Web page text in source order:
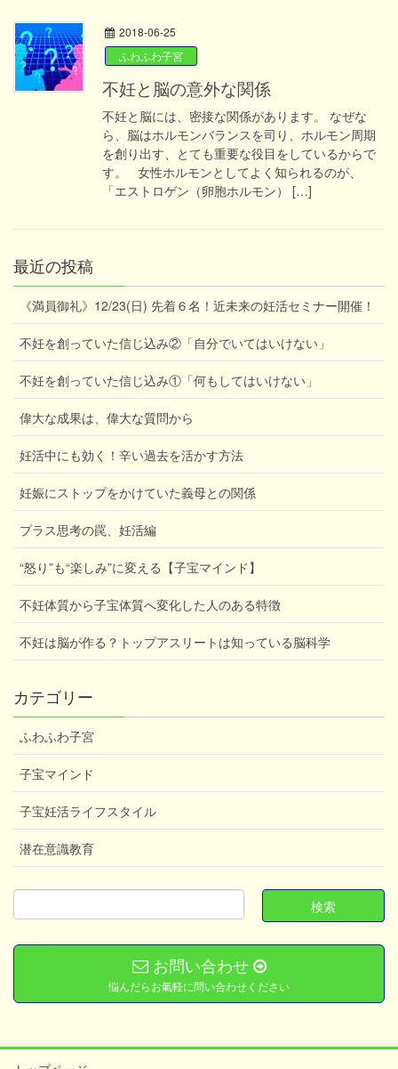
2018-06-25
ふわふわ子宮
不妊と脳の意外な関係
不妊と脳には、密接な関係があります。 なぜな
ら、脳はホルモンバランスを司り、ホルモン周期
を創り出す、とても重要な役目をしているからで
す。 女性ホルモンとしてよく知られるのが、
「エストロゲン（卵胞ホルモン） […]
最近の投稿
《満員御礼》12/23(日) 先着６名！近未来の妊活セミナー開催！
不妊を創っていた信じ込み②「自分でいてはいけない」
不妊を創っていた信じ込み①「何もしてはいけない」
偉大な成果は、偉大な質問から
妊活中にも効く！辛い過去を活かす方法
妊娠にストップをかけていた義母との関係
プラス思考の罠、妊活編
“怒り”も“楽しみ”に変える【子宝マインド】
不妊体質から子宝体質へ変化した人のある特徴
不妊は脳が作る？トップアスリートは知っている脳科学
カテゴリー
ふわふわ子宮
子宝マインド
子宝妊活ライフスタイル
潜在意識教育
お問い合わせ
悩んだらお氣軽に問い合わせください